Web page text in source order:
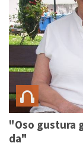
"Oso gustura
da"